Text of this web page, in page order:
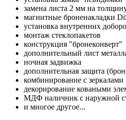
замена листа 2 мм на
магнитные броненакладки
установка внутренних
монтаж стеклопакетов
конструкция "бронеконверт"
дополнительный лист
ночная задвижка
дополнительная защита
комбинирование с зеркалами
декорирование коваными
МДФ наличник с наружной
и многое другое...